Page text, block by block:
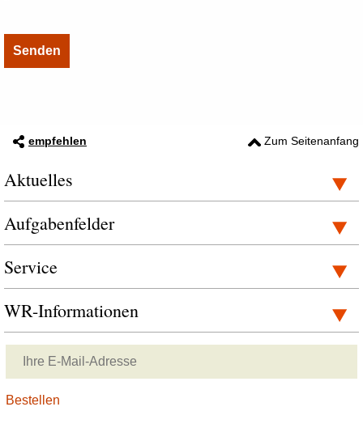
empfehlen Zum Seitenanfang
Aktuelles
Aufgabenfelder
Service
WR-Informationen